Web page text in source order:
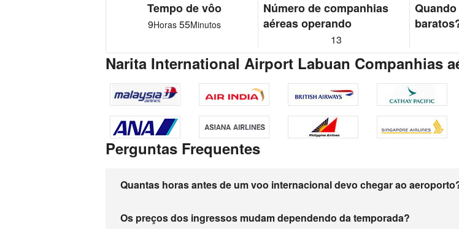
Tempo de vôo
9Horas 55Minutos
Número de companhias
aéreas operando
13
Narita International Airport Labuan Companhias
Perguntas Frequentes
Quantas horas antes de um voo internacional devo chegar ao
Os preços dos ingressos mudam dependendo da temporada?